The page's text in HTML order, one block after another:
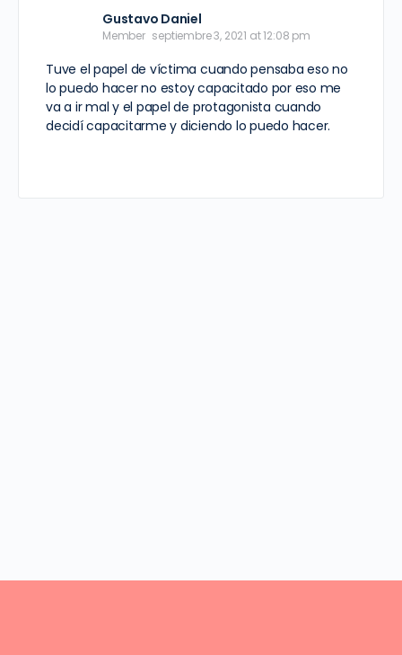
Gustavo Daniel
Member septiembre 3, 2021 at 12:08 pm
Tuve el papel de víctima cuando pensaba eso no
lo puedo hacer no estoy capacitado por eso me
va a ir mal y el papel de protagonista cuando
decidí capacitarme y diciendo lo puedo hacer.